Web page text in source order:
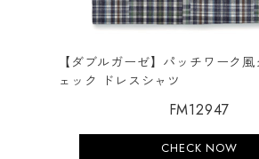
【ダブルガーゼ】パッチワーク
ェック ドレスシャツ
FM12947
CHECK NOW